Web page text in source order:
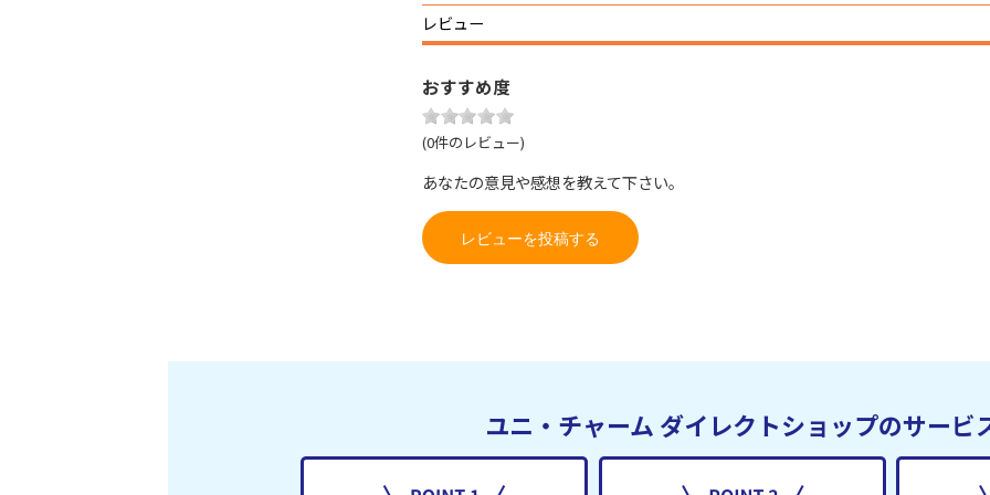
レビュー
おすすめ度
(0件のレビュー)
あなたの意見や感想を教えて下さい。
レビューを投稿する
ユニ・チャーム ダイレクトショップのサービ